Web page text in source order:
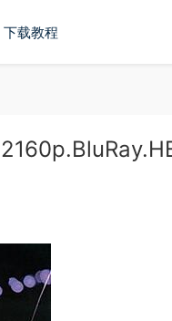
下载教程